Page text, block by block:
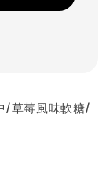
/草莓風味軟糖/